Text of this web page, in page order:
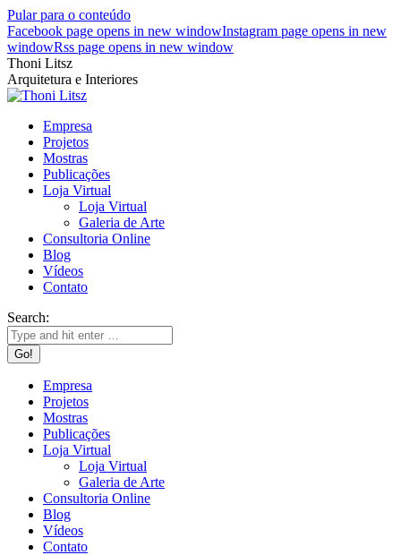
Pular para o conteúdo
Facebook page opens in new windowInstagram page opens in new
windowRss page opens in new window
Thoni Litsz
Arquitetura e Interiores
Empresa
Projetos
Mostras
Publicações
Loja Virtual
Loja Virtual
Galeria de Arte
Consultoria Online
Blog
Vídeos
Contato
Search:
Empresa
Projetos
Mostras
Publicações
Loja Virtual
Loja Virtual
Galeria de Arte
Consultoria Online
Blog
Vídeos
Contato